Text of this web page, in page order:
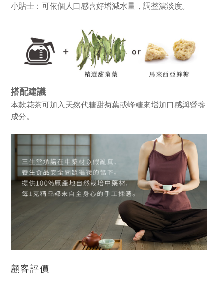
小貼士：可依個人口感喜好增減水量，調整濃淡度。
搭配建議
本款花茶可加入天然代糖甜菊葉或蜂糖來增加口感與營養
成分。
顧客評價